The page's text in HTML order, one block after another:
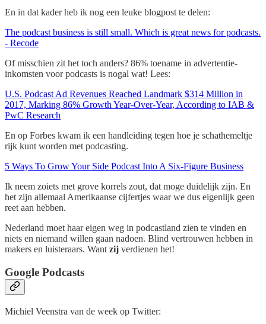
En in dat kader heb ik nog een leuke blogpost te delen:
The podcast business is still small. Which is great news for podcasts.
- Recode
Of misschien zit het toch anders? 86% toename in advertentie-
inkomsten voor podcasts is nogal wat! Lees:
U.S. Podcast Ad Revenues Reached Landmark $314 Million in
2017, Marking 86% Growth Year-Over-Year, According to IAB &
PwC Research
En op Forbes kwam ik een handleiding tegen hoe je schathemeltje
rijk kunt worden met podcasting.
5 Ways To Grow Your Side Podcast Into A Six-Figure Business
Ik neem zoiets met grove korrels zout, dat moge duidelijk zijn. En
het zijn allemaal Amerikaanse cijfertjes waar we dus eigenlijk geen
reet aan hebben.
Nederland moet haar eigen weg in podcastland zien te vinden en
niets en niemand willen gaan nadoen. Blind vertrouwen hebben in
makers en luisteraars. Want zij verdienen het!
Google Podcasts
Michiel Veenstra van de week op Twitter: